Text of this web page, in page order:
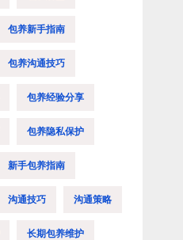
包养新手指南
包养沟通技巧
包养经验分享
包养隐私保护
新手包养指南
沟通技巧 沟通策略
长期包养维护